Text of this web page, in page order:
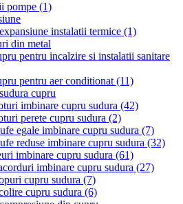
pompe (1)
instalatii termice (1)
din metal
pentru incalzire si instalatii sanitare
pentru aer conditionat (11)
cupru
imbinare cupru sudura (42)
perete cupru sudura (2)
egale imbinare cupru sudura (7)
reduse imbinare cupru sudura (32)
imbinare cupru sudura (61)
imbinare cupru sudura (27)
cupru sudura (7)
cupru sudura (6)